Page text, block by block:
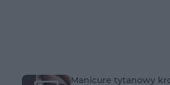
Manicure tytanowy